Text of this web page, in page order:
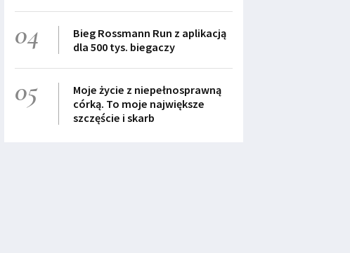
04
Bieg Rossmann Run z aplikacją
dla 500 tys. biegaczy
05
Moje życie z niepełnosprawną
córką. To moje największe
szczęście i skarb